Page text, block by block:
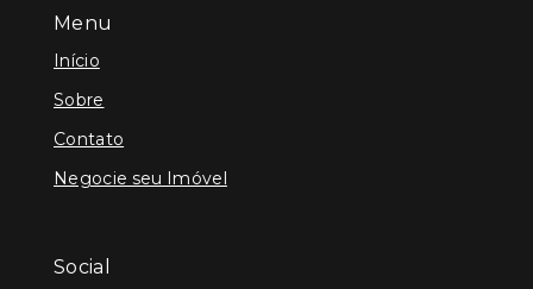
Menu
Início
Sobre
Contato
Negocie seu Imóvel
Social